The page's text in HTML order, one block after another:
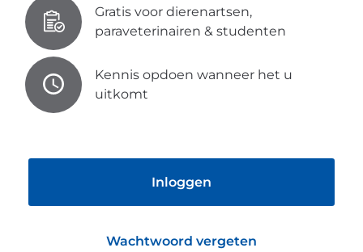
Gratis voor dierenartsen,
paraveterinairen & studenten
Kennis opdoen wanneer het u
uitkomt
Inloggen
Wachtwoord vergeten